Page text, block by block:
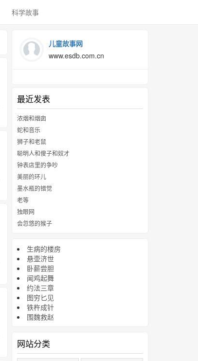
科学故事
儿童故事网
www.esdb.com.cn
最近发表
浓烟和烟囱
蛇和音乐
狮子和老鼠
聪明人和傻子和奴才
钟表店里的争吵
美丽的环儿
墨水瓶的错觉
老等
独眼网
会忽悠的猴子
生病的楼房
悬壶济世
卧薪尝胆
闻鸡起舞
约法三章
图穷匕见
铁杵成针
围魏救赵
网站分类